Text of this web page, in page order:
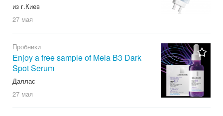
из г.Киев
27 мая
Пробники
Enjoy a free sample of Mela B3 Dark
Spot Serum
Даллас
27 мая